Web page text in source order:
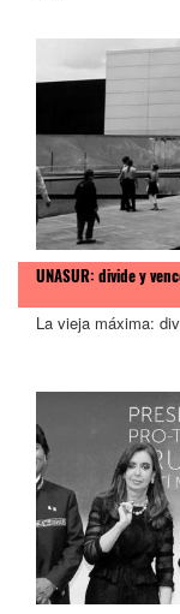
UNASUR: divide y
La vieja máxima: